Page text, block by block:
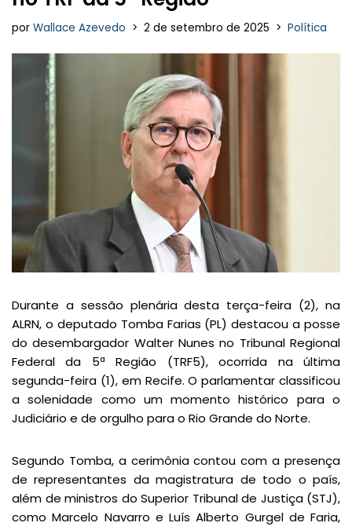
por Wallace Azevedo 2 de setembro de 2025 Política
Durante a sessão plenária desta terça-feira (2), na
ALRN, o deputado Tomba Farias (PL) destacou a posse
do desembargador Walter Nunes no Tribunal Regional
Federal da 5ª Região (TRF5), ocorrida na última
segunda-feira (1), em Recife. O parlamentar classificou
a solenidade como um momento histórico para o
Judiciário e de orgulho para o Rio Grande do Norte.
Segundo Tomba, a cerimônia contou com a presença
de representantes da magistratura de todo o país,
além de ministros do Superior Tribunal de Justiça (STJ),
como Marcelo Navarro e Luís Alberto Gurgel de Faria,